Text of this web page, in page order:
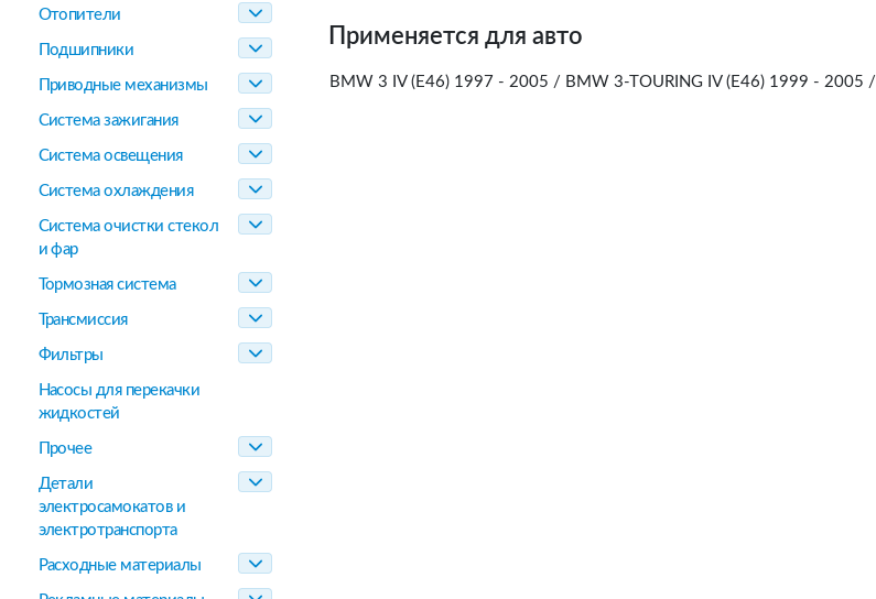
Отопители
Подшипники
Приводные механизмы
Система зажигания
Система освещения
Система охлаждения
Система очистки стекол
и фар
Тормозная система
Трансмиссия
Фильтры
Насосы для перекачки
жидкостей
Прочее
Детали
электросамокатов и
электротранспорта
Расходные материалы
Применяется для авто
BMW 3 IV (E46) 1997 - 2005 / BMW 3-TOURING IV (E46) 1999 - 2005 /